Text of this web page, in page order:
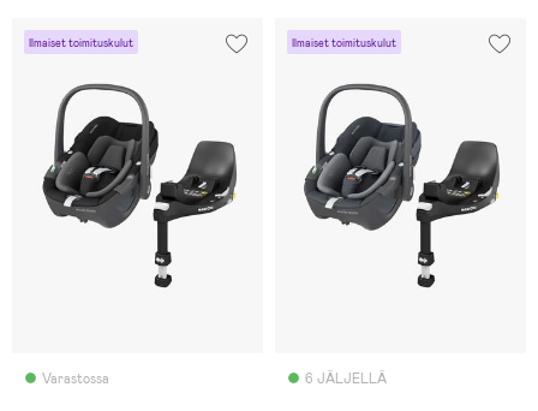
Ilmaiset toimituskulut
Varastossa
Ilmaiset toimituskulut
6 JÄLJELLÄ